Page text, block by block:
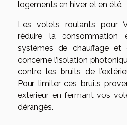
logements en hiver et en été.
Les volets roulants pour
réduire la consommation
systèmes de chauffage
concerne l’isolation
contre les bruits de
Pour limiter ces bruits
extérieur en fermant vos
dérangés.